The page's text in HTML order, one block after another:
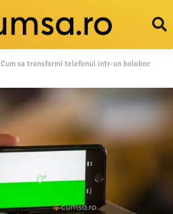
Cum sa transformi telefonul intr-un boloboc